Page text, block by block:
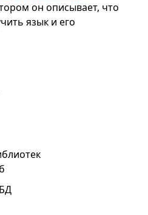
он описывает, что
язык и его